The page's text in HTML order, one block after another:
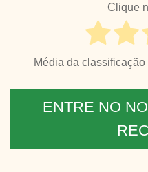
Clique
Média da classificação
ENTRE NO